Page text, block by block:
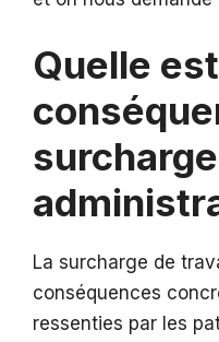
Quelle
surcharge
La surcharge de
conséquences
ressenties par les